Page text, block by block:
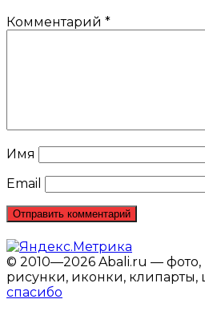
Комментарий *
Имя
Email
© 2010—2026 Abali.ru — фото,
рисунки, иконки, клипарты,
спасибо